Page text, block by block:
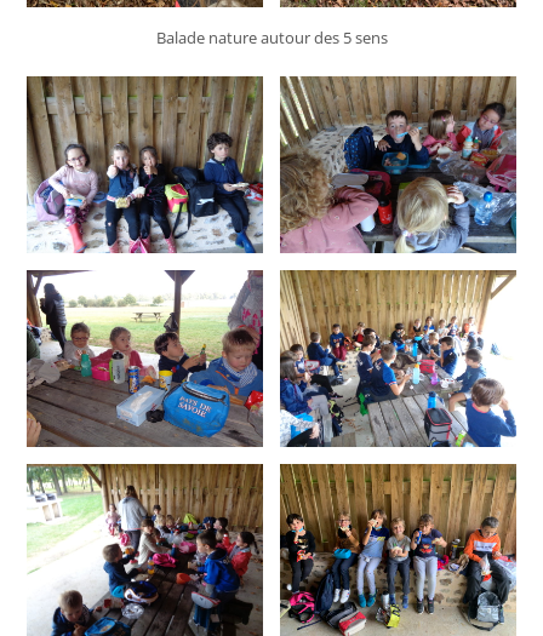
Balade nature autour des 5 sens